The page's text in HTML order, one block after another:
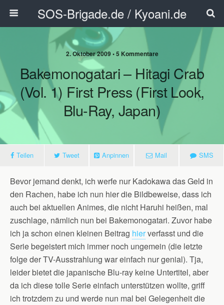
SOS-Brigade.de / Kyoani.de
2. Oktober 2009 • 5 Kommentare
Bakemonogatari – Hitagi Crab
(Vol. 1) First Press (First Look,
Blu-Ray, Japan)
Teilen Tweet Anpinnen Mail SMS
Bevor jemand denkt, ich werfe nur Kadokawa das Geld in
den Rachen, habe ich nun hier die Bildbeweise, dass ich
auch bei aktuellen Animes, die nicht Haruhi heißen, mal
zuschlage, nämlich nun bei Bakemonogatari. Zuvor habe
ich ja schon einen kleinen Beitrag hierverfasst und die
Serie begeistert mich immer noch ungemein (die letzte
folge der TV-Ausstrahlung war einfach nur genial). Tja,
leider bietet die japanische Blu-ray keine Untertitel, aber
da ich diese tolle Serie einfach unterstützen wollte, griff
ich trotzdem zu und werde nun mal bei Gelegenheit die